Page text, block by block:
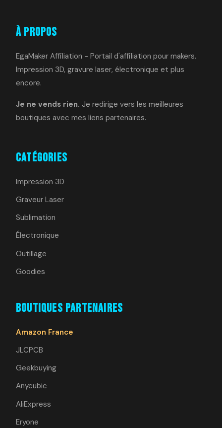
À Propos
EgaMaker Affiliation - Portail d'affiliation pour makers.
Impression 3D, gravure laser, électronique et plus
encore.
Je ne vends rien. Je redirige vers les meilleures
boutiques avec mes liens partenaires.
Catégories
Impression 3D
Graveur Laser
Sublimation
Électronique
Outillage
Goodies
Boutiques Partenaires
Amazon France
JLCPCB
Geekbuying
Anycubic
AliExpress
Eryone